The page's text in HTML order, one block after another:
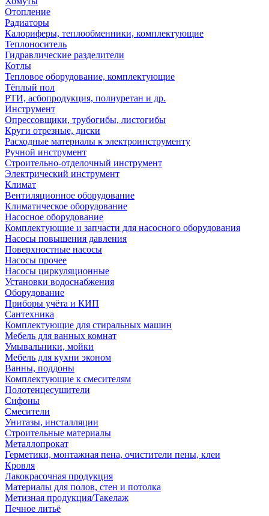
Отопление
Радиаторы
Калориферы, теплообменники, комплектующие
Теплоноситель
Гидравлические разделители
Котлы
Тепловое оборудование, комплектующие
Тёплый пол
РТИ, асбопродукция, полиуретан и др.
Инструмент
Опрессовщики, трубогибы, листогибы
Круги отрезные, диски
Расходные материалы к электроинструменту
Ручной инструмент
Строительно-отделочный инструмент
Электрический инструмент
Климат
Вентиляционное оборудование
Климатическое оборудование
Насосное оборудование
Комплектующие и запчасти для насосного оборудования
Насосы повышения давления
Поверхностные насосы
Насосы прочее
Насосы циркуляционные
Установки водоснабжения
Оборудование
Приборы учёта и КИП
Сантехника
Комплектующие для стиральных машин
Мебель для ванных комнат
Умывальники, мойки
Мебель для кухни эконом
Ванны, поддоны
Комплектующие к смесителям
Полотенцесушители
Сифоны
Смесители
Унитазы, инсталляции
Строительные материалы
Металлопрокат
Герметики, монтажная пена, очистители пены, клеи
Кровля
Лакокрасочная продукция
Материалы для полов, стен и потолка
Метизная продукция/Такелаж
Печное литьё